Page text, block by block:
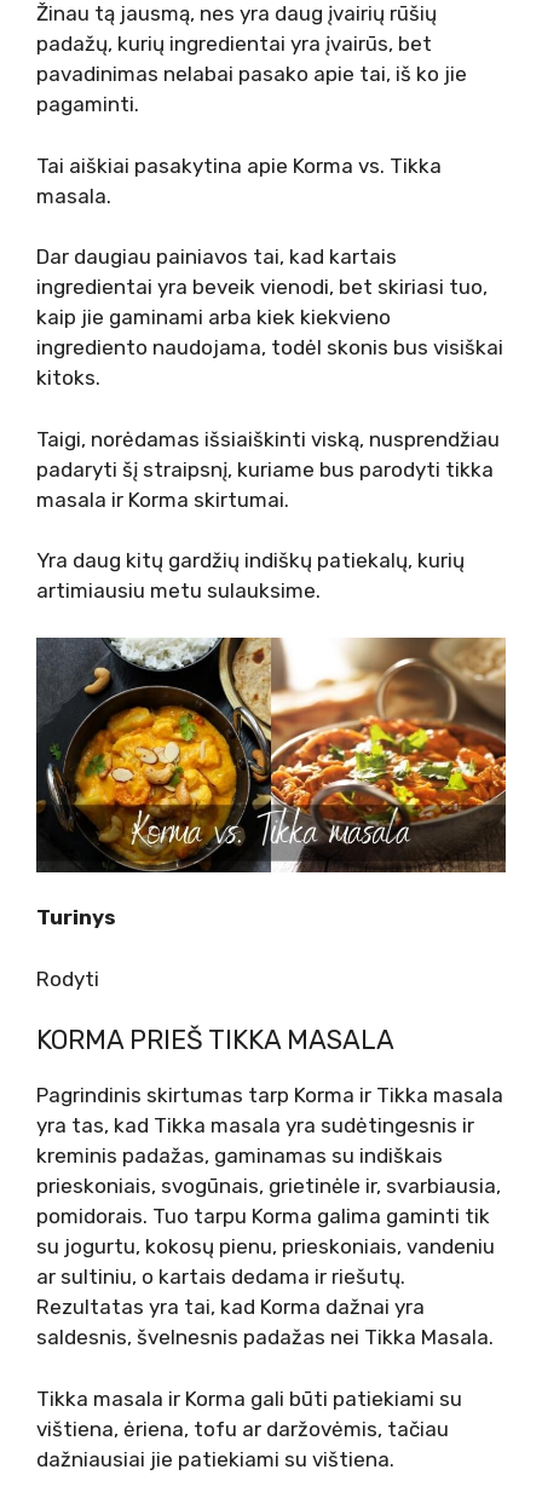
Žinau tą jausmą, nes yra daug įvairių rūšių
padažų, kurių ingredientai yra įvairūs, bet
pavadinimas nelabai pasako apie tai, iš ko jie
pagaminti.
Tai aiškiai pasakytina apie Korma vs. Tikka
masala.
Dar daugiau painiavos tai, kad kartais
ingredientai yra beveik vienodi, bet skiriasi tuo,
kaip jie gaminami arba kiek kiekvieno
ingrediento naudojama, todėl skonis bus visiškai
kitoks.
Taigi, norėdamas išsiaiškinti viską, nusprendžiau
padaryti šį straipsnį, kuriame bus parodyti tikka
masala ir Korma skirtumai.
Yra daug kitų gardžių indiškų patiekalų, kurių
artimiausiu metu sulauksime.
Turinys
Rodyti
KORMA PRIEŠ TIKKA MASALA
Pagrindinis skirtumas tarp Korma ir Tikka masala
yra tas, kad Tikka masala yra sudėtingesnis ir
kreminis padažas, gaminamas su indiškais
prieskoniais, svogūnais, grietinėle ir, svarbiausia,
pomidorais. Tuo tarpu Korma galima gaminti tik
su jogurtu, kokosų pienu, prieskoniais, vandeniu
ar sultiniu, o kartais dedama ir riešutų.
Rezultatas yra tai, kad Korma dažnai yra
saldesnis, švelnesnis padažas nei Tikka Masala.
Tikka masala ir Korma gali būti patiekiami su
vištiena, ėriena, tofu ar daržovėmis, tačiau
dažniausiai jie patiekiami su vištiena.